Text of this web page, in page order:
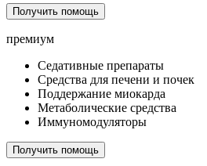
Получить помощь
премиум
Седативные препараты
Средства для печени и почек
Поддержание миокарда
Метаболические средства
Иммуномодуляторы
Получить помощь